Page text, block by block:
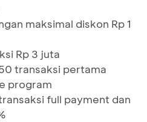
maksimal diskon Rp 1
Rp 3 juta
transaksi pertama
program
full payment dan